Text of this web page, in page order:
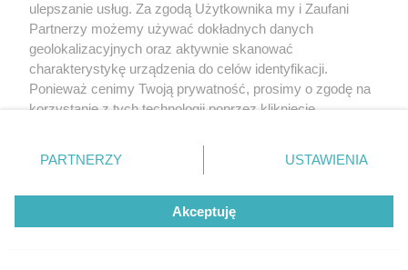
ulepszanie usług. Za zgodą Użytkownika my i Zaufani
Partnerzy możemy używać dokładnych danych
geolokalizacyjnych oraz aktywnie skanować
charakterystykę urządzenia do celów identyfikacji.
Ponieważ cenimy Twoją prywatność, prosimy o zgodę na
korzystanie z tych technologii poprzez kliknięcie
zmienić/wycofać klikając przycisk ustawień prywatności
znajdujący się w lewym dolnym rogu strony
rodzaje przetwarzania danych nie wymagają zgody
użytkownika, ale masz prawo sprzeciwić się takiemu
przetwarzaniu. Preferencje będą miały zastosowanie tylko
PARTNERZY USTAWIENIA
Akceptuję